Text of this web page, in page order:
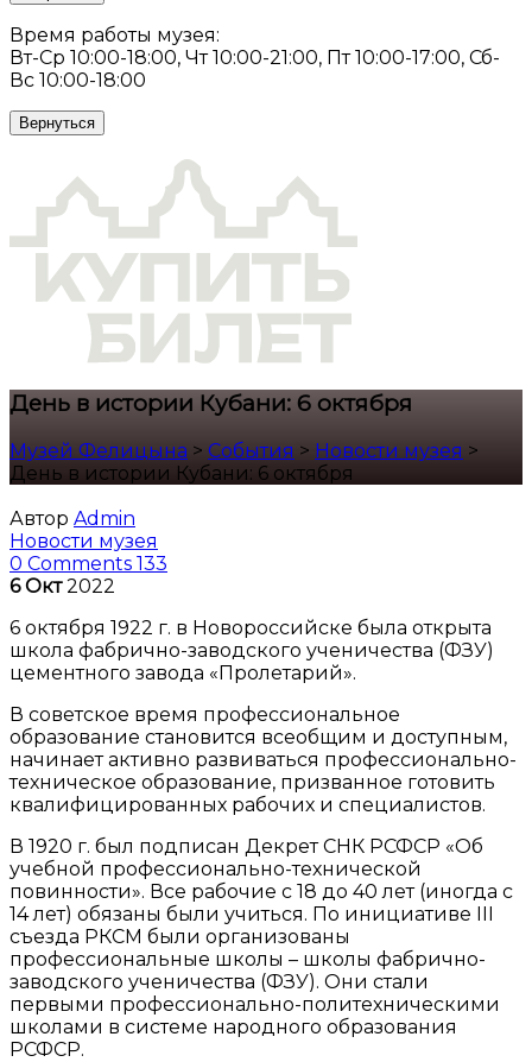
Время работы музея:
Вт-Ср 10:00-18:00, Чт 10:00-21:00, Пт 10:00-17:00, Сб-
Вс 10:00-18:00
Вернуться
День в истории Кубани: 6 октября
Музей Фелицына > События > Новости музея >
День в истории Кубани: 6 октября
Автор Admin
Новости музея
0 Comments 133
6 Окт2022
6 октября 1922 г. в Новороссийске была открыта
школа фабрично-заводского ученичества (ФЗУ)
цементного завода «Пролетарий».
В советское время профессиональное
образование становится всеобщим и доступным,
начинает активно развиваться профессионально-
техническое образование, призванное готовить
квалифицированных рабочих и специалистов.
В 1920 г. был подписан Декрет СНК РСФСР «Об
учебной профессионально-технической
повинности». Все рабочие с 18 до 40 лет (иногда с
14 лет) обязаны были учиться. По инициативе III
съезда РКСМ были организованы
профессиональные школы – школы фабрично-
заводского ученичества (ФЗУ). Они стали
первыми профессионально-политехническими
школами в системе народного образования
РСФСР.